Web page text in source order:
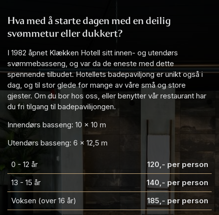
Hva med å starte dagen med en deilig
svømmetur eller dukkert?
I 1982 åpnet Klækken Hotell sitt innen- og utendørs
svømmebasseng, og var da de eneste med dette
spennende tilbudet. Hotellets badepaviljong er unikt også i
dag, og til stor glede for mange av våre små og store
gjester. Om du bor hos oss, eller benytter vår restaurant har
du fri tilgang til badepavilijongen.
Innendørs basseng: 10 x 10 m
Utendørs basseng: 6 x 12,5 m
0 - 12 år
120,- per person
13 - 15 år
140,- per person
Voksen (over 16 år)
185,- per person